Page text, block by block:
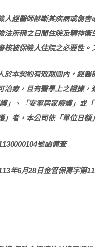
人經醫師診斷其疾病或傷
法所稱之日間住院及精神衛
核被保險人住院之必要性。
於本契約有效期間內，經
治癒，且有醫學上之證據
」、「安寧居家療護」或
」者，本公司依「單位日
號函備查
年6月28日金管保壽字第